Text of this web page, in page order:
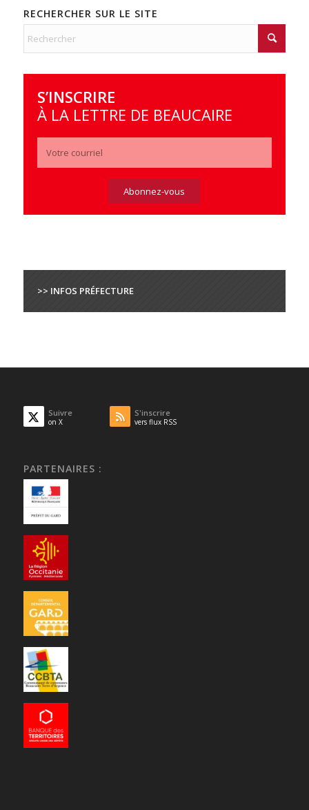
RECHERCHER SUR LE SITE
S’INSCRIRE
À LA LETTRE DE BEAUCAIRE
>> INFOS PRÉFECTURE
Suivre
on X
S'inscrire
vers flux RSS
PARTENAIRES :